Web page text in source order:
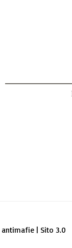
| Sito 3.0